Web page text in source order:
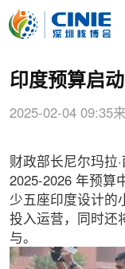
印度预算启
2025-02-04 09:35
财政部长尼尔玛拉
2025-2026 年预算
少五座印度设计的
投入运营，同时还
与。